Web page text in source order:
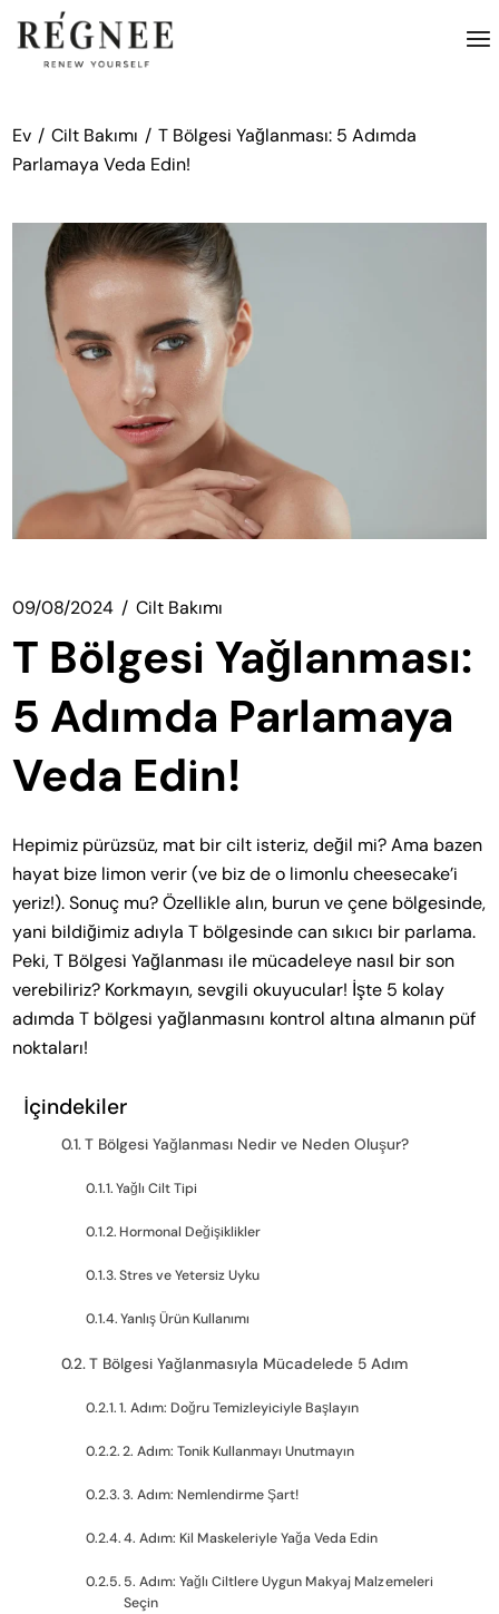
atla
Ev Cilt Bakımı
T Bölgesi Yağlanması: 5 Adımda
Parlamaya Veda Edin!
09/08/2024 Cilt Bakımı
T Bölgesi Yağlanması:
5 Adımda Parlamaya
Veda Edin!
Hepimiz pürüzsüz, mat bir cilt isteriz, değil mi? Ama bazen
hayat bize limon verir (ve biz de o limonlu cheesecake’i
yeriz!). Sonuç mu? Özellikle alın, burun ve çene bölgesinde,
yani bildiğimiz adıyla T bölgesinde can sıkıcı bir parlama.
Peki, T Bölgesi Yağlanması ile mücadeleye nasıl bir son
verebiliriz? Korkmayın, sevgili okuyucular! İşte 5 kolay
adımda T bölgesi yağlanmasını kontrol altına almanın püf
noktaları!
İçindekiler
T Bölgesi Yağlanması Nedir ve Neden Oluşur?
Yağlı Cilt Tipi
Hormonal Değişiklikler
Stres ve Yetersiz Uyku
Yanlış Ürün Kullanımı
T Bölgesi Yağlanmasıyla Mücadelede 5 Adım
1. Adım: Doğru Temizleyiciyle Başlayın
2. Adım: Tonik Kullanmayı Unutmayın
3. Adım: Nemlendirme Şart!
4. Adım: Kil Maskeleriyle Yağa Veda Edin
5. Adım: Yağlı Ciltlere Uygun Makyaj Malzemeleri
Seçin